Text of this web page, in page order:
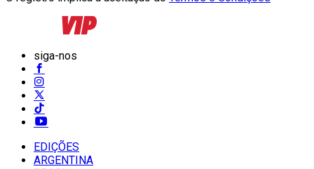
siga-nos
EDIÇÕES
ARGENTINA